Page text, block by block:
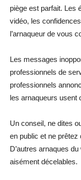
piège est parfait. Les
vidéo, les
l’arnaqueur de vous
Les messages
professionnels de
professionnels
les arnaqueurs
Un conseil, ne dites
en public et ne
D’autres arnaques
aisément décelables.